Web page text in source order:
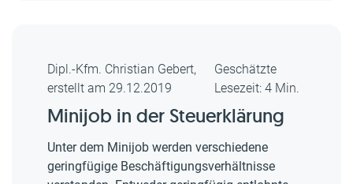
Dipl.-Kfm. Christian Gebert,
erstellt am 29.12.2019
Geschätzte
Lesezeit: 4 Min.
Minijob in der Steuerklärung
Unter dem Minijob werden verschiedene
geringfügige Beschäftigungsverhältnisse